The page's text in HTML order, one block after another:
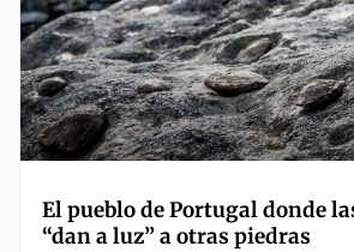
El pueblo de Portugal donde
“dan a luz” a otras piedras